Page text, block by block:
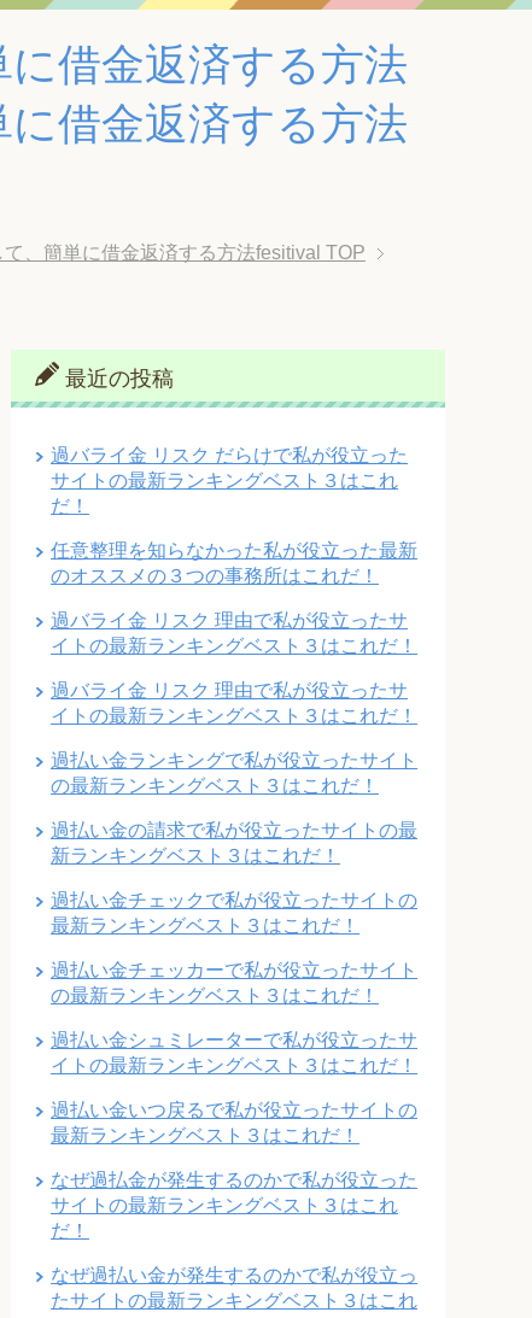
借金返済する方法
借金返済する方法
、簡単に借金返済する方法fesitival TOP
最近の投稿
過バライ金 リスク だらけで私が役立った
サイトの最新ランキングベスト３はこれ
だ！
任意整理を知らなかった私が役立った最新
のオススメの３つの事務所はこれだ！
過バライ金 リスク 理由で私が役立ったサ
イトの最新ランキングベスト３はこれだ！
過バライ金 リスク 理由で私が役立ったサ
イトの最新ランキングベスト３はこれだ！
過払い金ランキングで私が役立ったサイト
の最新ランキングベスト３はこれだ！
過払い金の請求で私が役立ったサイトの最
新ランキングベスト３はこれだ！
過払い金チェックで私が役立ったサイトの
最新ランキングベスト３はこれだ！
過払い金チェッカーで私が役立ったサイト
の最新ランキングベスト３はこれだ！
過払い金シュミレーターで私が役立ったサ
イトの最新ランキングベスト３はこれだ！
過払い金いつ戻るで私が役立ったサイトの
最新ランキングベスト３はこれだ！
なぜ過払金が発生するのかで私が役立った
サイトの最新ランキングベスト３はこれ
だ！
なぜ過払い金が発生するのかで私が役立っ
たサイトの最新ランキングベスト３はこれ